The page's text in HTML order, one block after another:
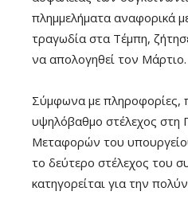
πλημμελήματα αναφορικά
τραγωδία στα Τέμπη,
να απολογηθεί τον Μάρτιο.
Σύμφωνα με πληροφορίες,
υψηλόβαθμο στέλεχος στη
Μεταφορών του
το δεύτερο στέλεχος του
κατηγορείται για την